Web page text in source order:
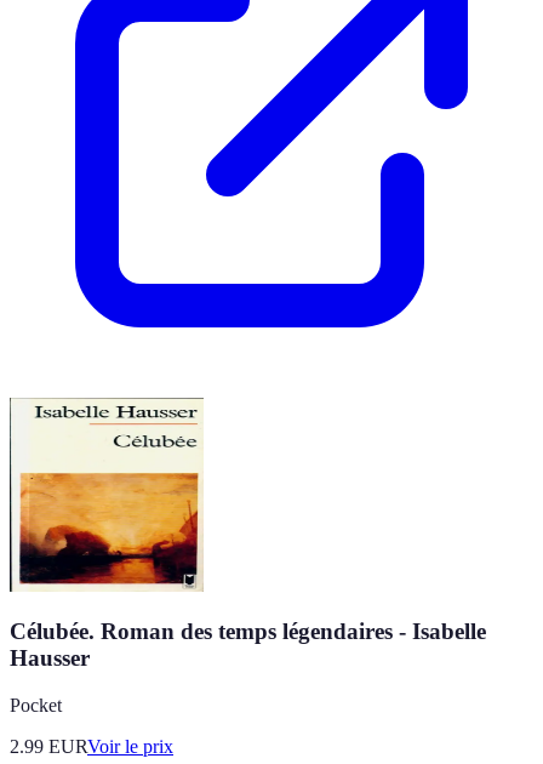
Célubée. Roman des temps légendaires - Isabelle
Hausser
Pocket
2.99 EURVoir le prix